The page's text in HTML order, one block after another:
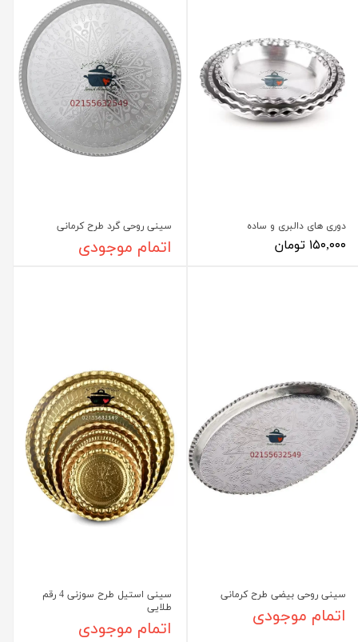
دوری های دالبری و ساده
۱۵۰,۰۰۰ تومان
سینی روحی گرد طرح کرمانی
اتمام موجودی
سینی روحی بیضی طرح کرمانی
اتمام موجودی
سینی استیل طرح سوزنی 4 رقم
طلایی
اتمام موجودی